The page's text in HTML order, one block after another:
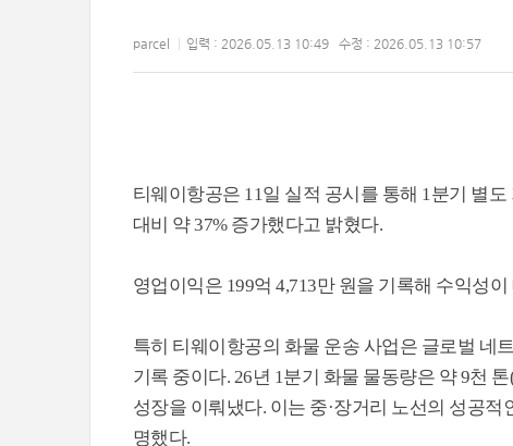
parcel 입력 : 2026.05.13 10:49 수정 : 2026.05.13 10:57
티웨이항공은 11일 실적 공시를 통해 1분기 별
대비 약 37% 증가했다고 밝혔다.
영업이익은 199억 4,713만 원을 기록해 수익성
특히 티웨이항공의 화물 운송 사업은 글로벌 네
기록 중이다. 26년 1분기 화물 물동량은 약 9천
성장을 이뤄냈다. 이는 중·장거리 노선의 성공
명했다.